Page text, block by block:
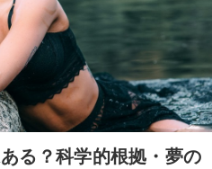
る？科学的根拠・夢の